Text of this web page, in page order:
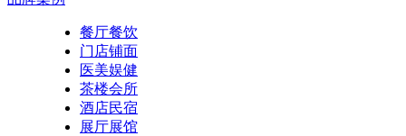
餐厅餐饮
门店铺面
医美娱健
茶楼会所
酒店民宿
展厅展馆